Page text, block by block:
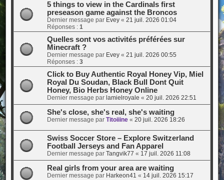
5 things to view in the Cardinals first
preseason game against the Broncos
Dernier message par Evey« 21 juil. 2026 01:04
Réponses : 1
Quelles sont vos activités préférées sur
Minecraft ?
Dernier message par Evey« 21 juil. 2026 00:55
Réponses : 3
Click to Buy Authentic Royal Honey Vip, Miel
Royal Du Soudan, Black Bull Dont Quit
Honey, Bio Herbs Honey Online
Dernier message par lamielroyale « 20 juil. 2026 22:51
She's close, she's real, she's waiting
Dernier message par Titoiiine« 20 juil. 2026 18:26
Swiss Soccer Store – Explore Switzerland
Football Jerseys and Fan Apparel
Dernier message par Tangvik77 « 17 juil. 2026 11:08
Real girls from your area are waiting
Dernier message par Harkeon41 « 14 juil. 2026 15:17